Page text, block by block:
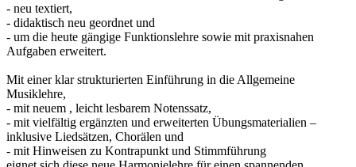
- neu textiert,
- didaktisch neu geordnet und
- um die heute gängige Funktionslehre sowie mit praxisnahen
Aufgaben erweitert.
Mit einer klar strukturierten Einführung in die Allgemeine
Musiklehre,
- mit neuem , leicht lesbarem Notenssatz,
- mit vielfältig ergänzten und erweiterten Übungsmaterialien –
inklusive Liedsätzen, Chorälen und
- mit Hinweisen zu Kontrapunkt und Stimmführung